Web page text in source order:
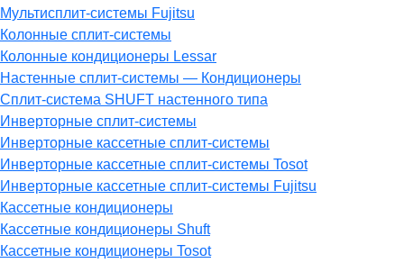
Мультисплит-системы Fujitsu
Колонные сплит-системы
Колонные кондиционеры Lessar
Настенные cплит-системы — Кондиционеры
Сплит-система SHUFT настенного типа
Инверторные сплит-системы
Инверторные кассетные сплит-системы
Инверторные кассетные сплит-системы Tosot
Инверторные кассетные сплит-системы Fujitsu
Кассетные кондиционеры
Кассетные кондиционеры Shuft
Кассетные кондиционеры Tosot